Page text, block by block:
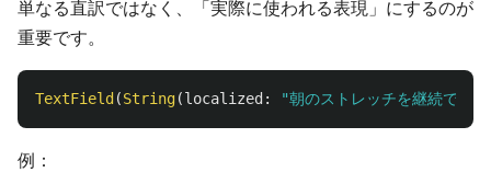
単なる直訳ではなく、「実際に使われる表現」にするのが
重要です。
TextField (String(localized : "朝のストレッチを継続でき
例：